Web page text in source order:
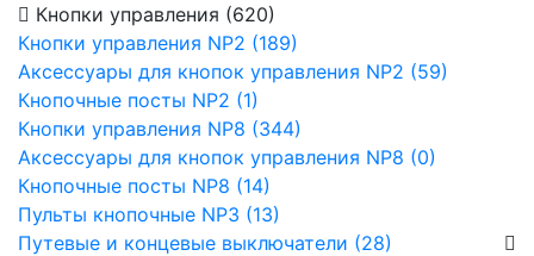
Кнопки управления (620)
Кнопки управления NP2 (189)
Аксессуары для кнопок управления NP2 (59)
Кнопочные посты NP2 (1)
Кнопки управления NP8 (344)
Аксессуары для кнопок управления NP8 (0)
Кнопочные посты NP8 (14)
Пульты кнопочные NP3 (13)
Путевые и концевые выключатели (28)